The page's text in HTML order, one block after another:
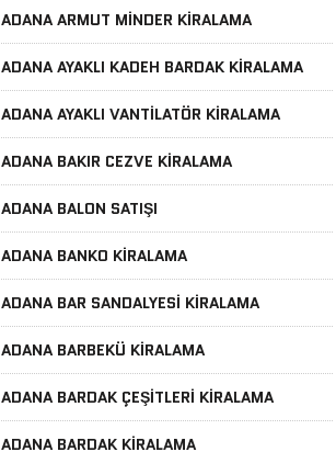
ADANA ARMUT MINDER KIRALAMA
ADANA AYAKLI KADEH BARDAK KIRALAMA
ADANA AYAKLI VANTILATÖR KIRALAMA
ADANA BAKIR CEZVE KIRALAMA
ADANA BALON SATIŞI
ADANA BANKO KIRALAMA
ADANA BAR SANDALYESI KIRALAMA
ADANA BARBEKÜ KIRALAMA
ADANA BARDAK ÇEŞITLERI KIRALAMA
ADANA BARDAK KIRALAMA